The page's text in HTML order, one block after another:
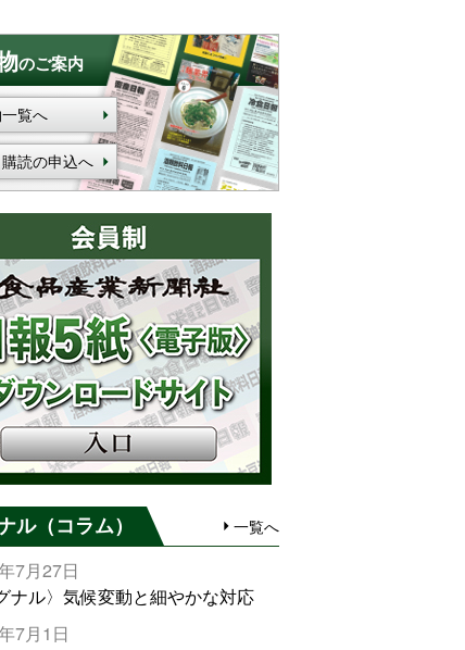
のご案内
覧へ
読の申込へ
ル（コラム） 一覧へ
7月27日
ナル〉気候変動と細やかな対応
7月1日